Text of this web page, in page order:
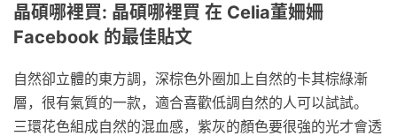
晶碩哪裡買: 晶碩哪裡買 在 Celia董姍姍
Facebook 的最佳貼文
自然卻立體的東方調，深棕色外圈加上自然的卡其棕綠漸
層，很有氣質的一款，適合喜歡低調自然的人可以試試。
三環花色組成自然的混血感，紫灰的顏色要很強的光才會透